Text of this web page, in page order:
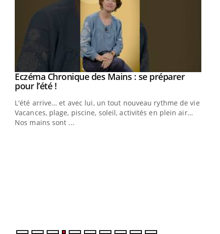
Youtube
Eczéma Chronique des Mains : se préparer
pour l’été !Youtube
L'été arrive… et avec lui, un tout nouveau rythme de vie !
Vacances, plage, piscine, soleil, activités en plein air…
Nos mains sont ...